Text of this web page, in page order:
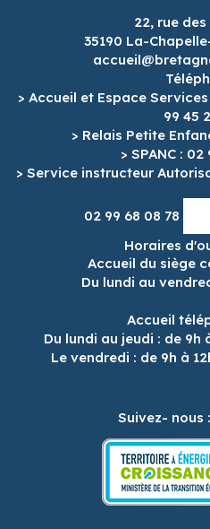
22, rue
35190 La-
> Accueil et Espace
99 45
> Relais Petite
> SPANC : 02
> Service instructeur
02 99 68 08 78
Horaires
Accueil du siège
Du lundi au
Accueil
Du lundi au jeudi : de 9h
Le vendredi : de 9h à
Suivez- nous :